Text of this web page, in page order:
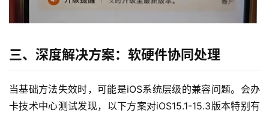
三、深度解决方案：软硬件协同处理
当基础方法失效时，可能是iOS系统层级的兼容问题。会办
卡技术中心测试发现，以下方案对iOS15.1-15.3版本特别有